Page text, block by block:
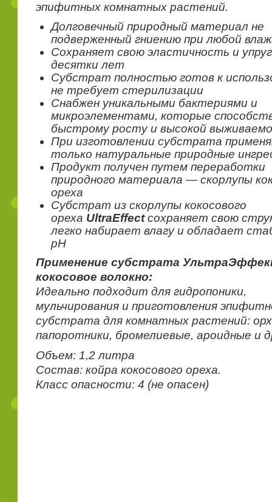
эпифитных комнатных растений.
Долговечный природный материал не
подверженный гниению при любой
Сохраняет свою эластичность и
десятки лет
Субстрат полностью готов к
не требует стерилизации
Снабжен уникальными бактериями и
микроэлементами, которые
быстрому росту и высокой
При изготовлении субстрата
только натуральные природные
Продукт получен путем переработки
природного материала — скорлупы
ореха
Субстрат из скорлупы кокосового
ореха UltraEffectсохраняет свою
легко набирает влагу и обладает
рН
Применение субстрата
кокосовое волокно:
Идеально подходит для гидропоники,
мульчирования и приготовления
субстрата для комнатных растений:
папоротники, бромелиевые, ароидные и
Объем: 1,2 литра
Состав: койра кокосового ореха.
Класс опасности: 4 (не опасен)